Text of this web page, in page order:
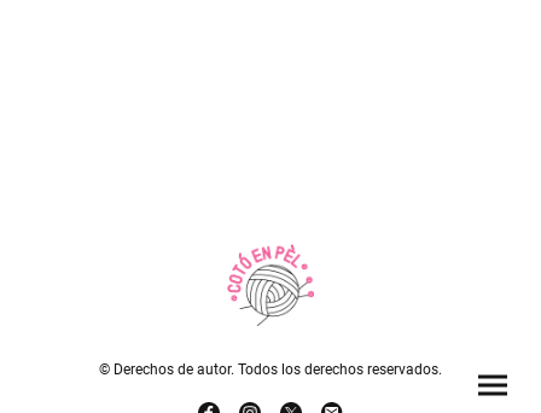
© Derechos de autor. Todos los derechos reservados.